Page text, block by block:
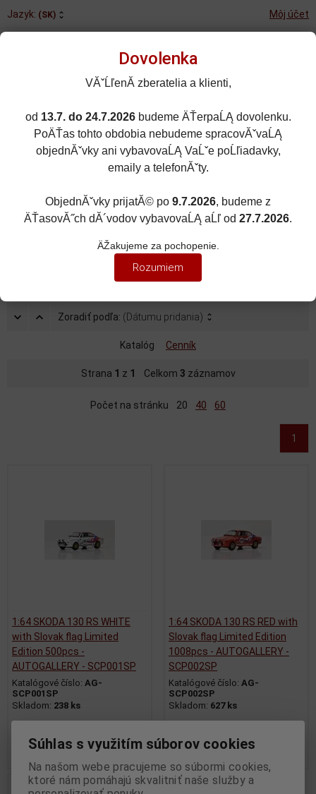
Jazyk: (SK) Môj účet
kusov
Rozšírené vyhľadávanie
Porovnané (0)
Obľúbené (0)
SKODA 130RS FLAG EDITION
Zoradiť podľa: (Dátumu pridania)
Katalóg Cenník
Strana 1 z 1 Celkom 3 záznamov
Počet na stránku 20 40 60
1
1:64 SKODA 130 RS WHITE
with Slovak flag Limited
Edition 500pcs -
AUTOGALLERY - SCP001SP
Katalógové číslo: AG-
SCP001SP
Skladom: 238 ks
49,95 EUR
Pridať do košíka
1:64 SKODA 130 RS RED with
Slovak flag Limited Edition
1008pcs - AUTOGALLERY -
SCP002SP
Katalógové číslo: AG-
SCP002SP
Skladom: 627 ks
Pridať do košíka
Dovolenka
VĂˇĹľenĂ­ zberatelia a klienti,
od 13.7. do 24.7.2026budeme ÄŤerpaĹĄ dovolenku.
PoÄŤas tohto obdobia nebudeme spracovĂˇvaĹĄ
objednĂˇvky ani vybavovaĹĄ VaĹˇe poĹľiadavky,
emaily a telefonĂˇty.
ObjednĂˇvky prijatĂ© po 9.7.2026, budeme z
ÄŤasovĂ˝ch dĂ´vodov vybavovaĹĄ aĹľ od 27.7.2026.
ÄŽakujeme za pochopenie.
Rozumiem
Súhlas s využitím súborov cookies
Na našom webe pracujeme so súbormi cookies,
ktoré nám pomáhajú skvalitniť naše služby a